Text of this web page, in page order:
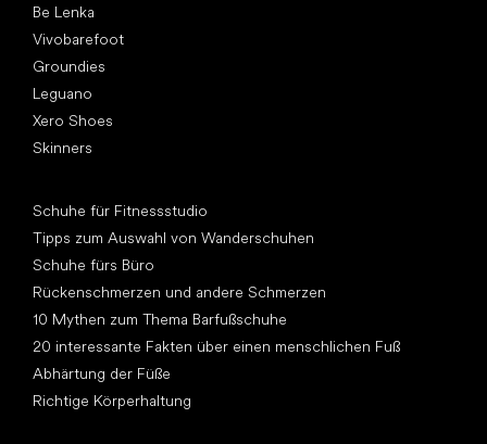
Be Lenka
Vivobarefoot
Groundies
Leguano
Xero Shoes
Skinners
Schuhe für Fitnessstudio
Tipps zum Auswahl von Wanderschuhen
Schuhe fürs Büro
Rückenschmerzen und andere Schmerzen
10 Mythen zum Thema Barfußschuhe
20 interessante Fakten über einen menschlichen Fuß
Abhärtung der Füße
Richtige Körperhaltung